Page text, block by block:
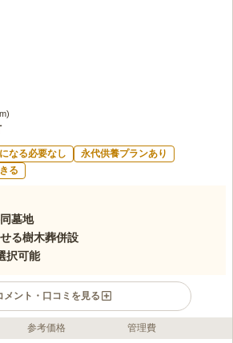
)
なる必要なし
永代供養プランあり
る
墓地
る樹木葬併設
択可能
メント・口コミを見る
ント
参考価格 管理費